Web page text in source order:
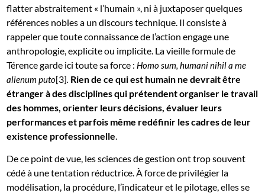
flatter abstraitement « l’humain », ni à juxtaposer quelques
références nobles a un discours technique. Il consiste à
rappeler que toute connaissance de l’action engage une
anthropologie, explicite ou implicite. La vieille formule de
Térence garde ici toute sa force : Homo sum, humani nihil a me
alienum puto[3]. Rien de ce qui est humain ne devrait être
étranger à des disciplines qui prétendent organiser le travail
des hommes, orienter leurs décisions, évaluer leurs
performances et parfois même redéfinir les cadres de leur
existence professionnelle.
De ce point de vue, les sciences de gestion ont trop souvent
cédé à une tentation réductrice. À force de privilégier la
modélisation, la procédure, l’indicateur et le pilotage, elles se